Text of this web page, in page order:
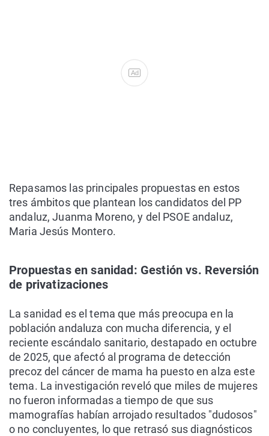
Ad
Repasamos las principales propuestas en estos
tres ámbitos que plantean los candidatos del PP
andaluz, Juanma Moreno, y del PSOE andaluz,
Maria Jesús Montero.
Propuestas en sanidad: Gestión vs. Reversión
de privatizaciones
La sanidad es el tema que más preocupa en la
población andaluza con mucha diferencia, y el
reciente escándalo sanitario, destapado en octubre
de 2025, que afectó al programa de detección
precoz del cáncer de mama ha puesto en alza este
tema. La investigación reveló que miles de mujeres
no fueron informadas a tiempo de que sus
mamografías habían arrojado resultados "dudosos"
o no concluyentes, lo que retrasó sus diagnósticos